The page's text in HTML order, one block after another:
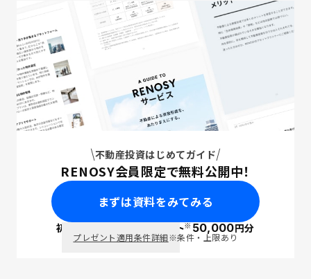
不動産投資はじめてガイド
RENOSY会員限定で無料公開中！
まずは資料をみてみる
初回面談で ポイント※50,000円分
プレゼント適用条件詳細※条件・上限あり